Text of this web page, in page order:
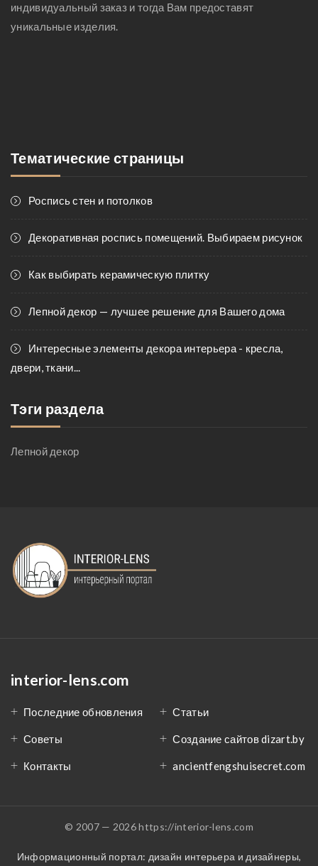
индивидуальный заказ и тогда Вам предоставят
уникальные изделия.
Тематические страницы
Роспись стен и потолков
Декоративная роспись помещений. Выбираем рисунок
Как выбирать керамическую плитку
Лепной декор — лучшее решение для Вашего дома
Интересные элементы декора интерьера - кресла,
двери, ткани...
Тэги раздела
Лепной декор
interior-lens.com
Последние обновления Статьи
Советы Создание сайтов dizart.by
Контакты ancientfengshuisecret.com
© 2007 — 2026 https://interior-lens.com
Информационный портал: дизайн интерьера и дизайнеры,